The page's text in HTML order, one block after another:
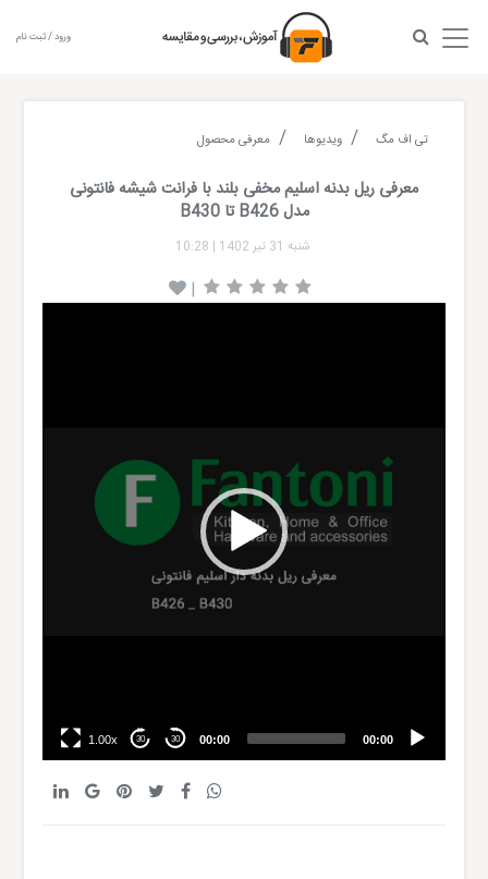
ورود / ثبت نام
تی اف مگ ویدیوها معرفی محصول
معرفی ریل بدنه اسلیم مخفی بلند با فرانت شیشه فانتونی
مدل B426 تا B430
شنبه 31 تیر 1402 |
10:28
|
Video
00:00
00:00
30
30
1.00x